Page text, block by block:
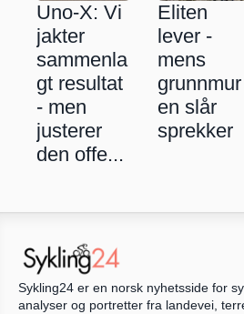
Uno-X: Vi
jakter
sammenla
gt resultat
- men
justerer
den offe...
Eliten
lever -
mens
grunnmur
en slår
sprekker
Sykling24 er en norsk nyhetsside for
analyser og portretter fra landevei,